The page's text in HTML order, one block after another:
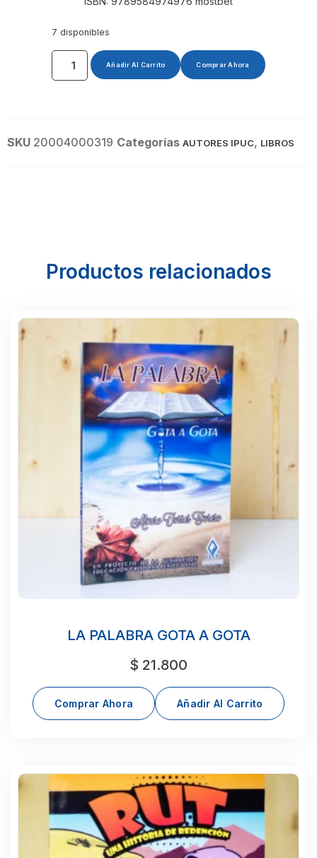
7 disponibles
Añadir Al Carrito Comprar Ahora
SKU 20004000319 Categorías AUTORES IPUC, LIBROS
Productos relacionados
LA PALABRA GOTA A GOTA
$ 21.800
Comprar Ahora Añadir Al Carrito